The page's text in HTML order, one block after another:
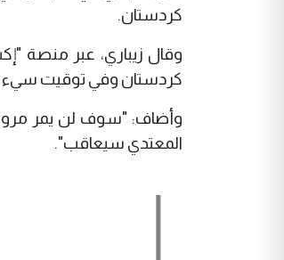
كردستان.
وقال زيباري، عبر منصة
كردستان وفي توقيت سيء
وأضاف: "سوف لن يمر مرور
المعتدي سيعاقب".